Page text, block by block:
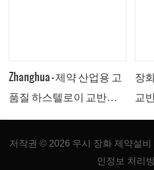
Zhanghua - 제약 산업용 고
품질 하스텔로이 교반식
너트셰 필터 건조기
장
교
기
트
저작권 © 2026 우시 장화 제약설
인정보 처리